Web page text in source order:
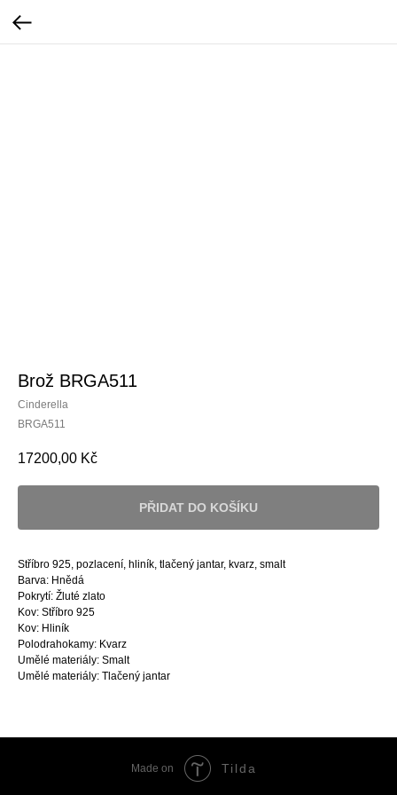
Brož BRGA511
Cinderella
BRGA511
17200,00 Kč
PŘIDAT DO KOŠÍKU
Stříbro 925, pozlacení, hliník, tlačený jantar, kvarz, smalt
Barva: Hnědá
Pokrytí: Žluté zlato
Kov: Stříbro 925
Kov: Hliník
Polodrahokamy: Kvarz
Umělé materiály: Smalt
Umělé materiály: Tlačený jantar
Made on Tilda